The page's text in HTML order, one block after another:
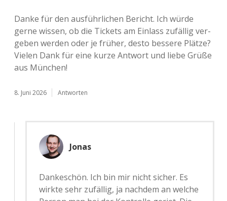
Danke für den aus­führ­li­chen Bericht. Ich würde
gerne wissen, ob die Tickets am Ein­lass zufäl­lig ver­
ge­ben werden oder je früher, desto bes­se­re Plätze?
Vielen Dank für eine kurze Ant­wort und liebe Grüße
aus München!
8. Juni 2026 Antworten
Jonas
Dan­ke­schön. Ich bin mir nicht sicher. Es
wirkte sehr zufäl­lig, ja nach­dem an welche